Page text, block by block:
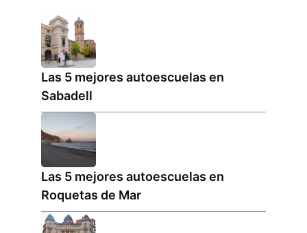
Las 5 mejores autoescuelas en
Sabadell
Las 5 mejores autoescuelas en
Roquetas de Mar